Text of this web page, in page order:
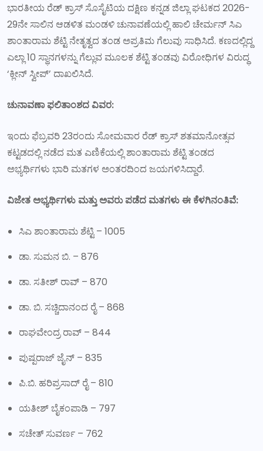
ಭಾರತೀಯ ರೆಡ್ ಕ್ರಾಸ್ ಸೊಸೈಟಿಯ ದಕ್ಷಿಣ ಕನ್ನಡ ಜಿಲ್ಲಾ ಘಟಕದ 2026-
29ನೇ ಸಾಲಿನ ಆಡಳಿತ ಮಂಡಳಿ ಚುನಾವಣೆಯಲ್ಲಿ ಹಾಲಿ ಚೇರ್ಮನ್ ಸಿಎ
ಶಾಂತಾರಾಮ ಶೆಟ್ಟಿ ನೇತೃತ್ವದ ತಂಡ ಅಪ್ರತಿಮ ಗೆಲುವು ಸಾಧಿಸಿದೆ. ಕಣದಲ್ಲಿದ್ದ
ಎಲ್ಲಾ 10 ಸ್ಥಾನಗಳನ್ನು ಗೆಲ್ಲುವ ಮೂಲಕ ಶೆಟ್ಟಿ ತಂಡವು ವಿರೋಧಿಗಳ ವಿರುದ್ಧ
‘ಕ್ಲೀನ್ ಸ್ವೀಪ್’ ದಾಖಲಿಸಿದೆ.
ಚುನಾವಣಾ ಫಲಿತಾಂಶದ ವಿವರ:
ಇಂದು ಫೆಬ್ರವರಿ 23ರಂದು ಸೋಮವಾರ ರೆಡ್ ಕ್ರಾಸ್ ಶತಮಾನೋತ್ಸವ
ಕಟ್ಟಡದಲ್ಲಿ ನಡೆದ ಮತ ಎಣಿಕೆಯಲ್ಲಿ ಶಾಂತಾರಾಮ ಶೆಟ್ಟಿ ತಂಡದ
ಅಭ್ಯರ್ಥಿಗಳು ಭಾರಿ ಮತಗಳ ಅಂತರದಿಂದ ಜಯಗಳಿಸಿದ್ದಾರೆ.
ವಿಜೇತ ಅಭ್ಯರ್ಥಿಗಳು ಮತ್ತು ಅವರು ಪಡೆದ ಮತಗಳು ಈ ಕೆಳಗಿನಂತಿವೆ:
ಸಿಎ ಶಾಂತಾರಾಮ ಶೆಟ್ಟಿ – 1005
ಡಾ. ಸುಮನ ಬಿ. – 876
ಡಾ. ಸತೀಶ್ ರಾವ್ – 870
ಡಾ. ಬಿ. ಸಚ್ಚಿದಾನಂದ ರೈ – 868
ರಾಘವೇಂದ್ರ ರಾವ್ – 844
ಪುಷ್ಪರಾಜ್ ಜೈನ್ – 835
ಪಿ.ಬಿ. ಹರಿಪ್ರಸಾದ್ ರೈ – 810
ಯತೀಶ್ ಬೈಕಂಪಾಡಿ – 797
ಸಚೇತ್ ಸುವರ್ಣ – 762